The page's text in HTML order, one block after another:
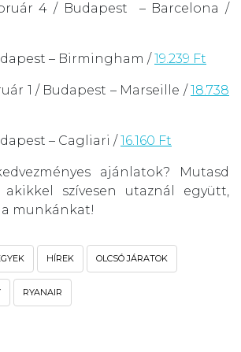
4 / Budapest – Barcelona /
– Birmingham / 19.239 Ft
1 / Budapest – Marseille / 18.738
– Cagliari / 16.160 Ft
ajánlatok? Mutasd
akikkel szívesen utaznál együtt,
a munkánkat!
HÍREK OLCSÓ JÁRATOK
RYANAIR